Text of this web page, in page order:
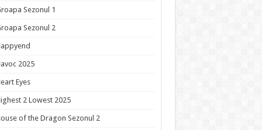
Sezonul 1
Sezonul 2
2025
Eyes
2 Lowest 2025
of the Dragon Sezonul 2